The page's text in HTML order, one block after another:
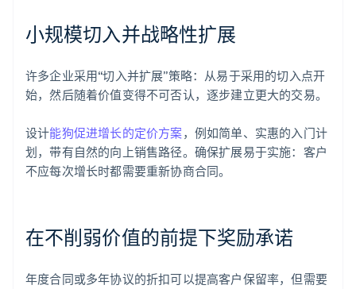
小规模切入并战略性扩展
许多企业采用“切入并扩展”策略：从易于采用的切入点开
始，然后随着价值变得不可否认，逐步建立更大的交易。
设计能狗促进增长的定价方案，例如简单、实惠的入门计
划，带有自然的向上销售路径。确保扩展易于实施：客户
不应每次增长时都需要重新协商合同。
在不削弱价值的前提下奖励承诺
年度合同或多年协议的折扣可以提高客户保留率，但需要